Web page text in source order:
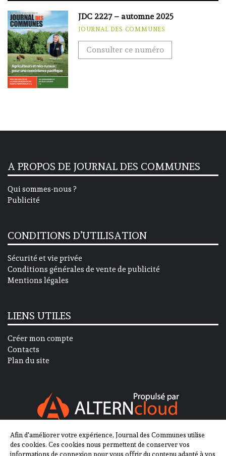
JDC 2227 – automne 2025
JOURNAL DES COMMUNES
Consulter ce numéro
A PROPOS DE JOURNAL DES COMMUNES
Qui sommes-nous ?
Publicité
CONDITIONS D’UTILISATION
Sécurité et vie privée
Conditions générales de vente de publicité
Mentions légales
LIENS UTILES
Créer mon compte
Contacts
Plan du site
SUIVEZ-NOUS SUR
Afin d'améliorer votre expérience, Journal des Communes utilise
des cookies. Ces cookies nous permettent de conserver vos
informations de connexion pour vous offrir du contenu adapté à vos